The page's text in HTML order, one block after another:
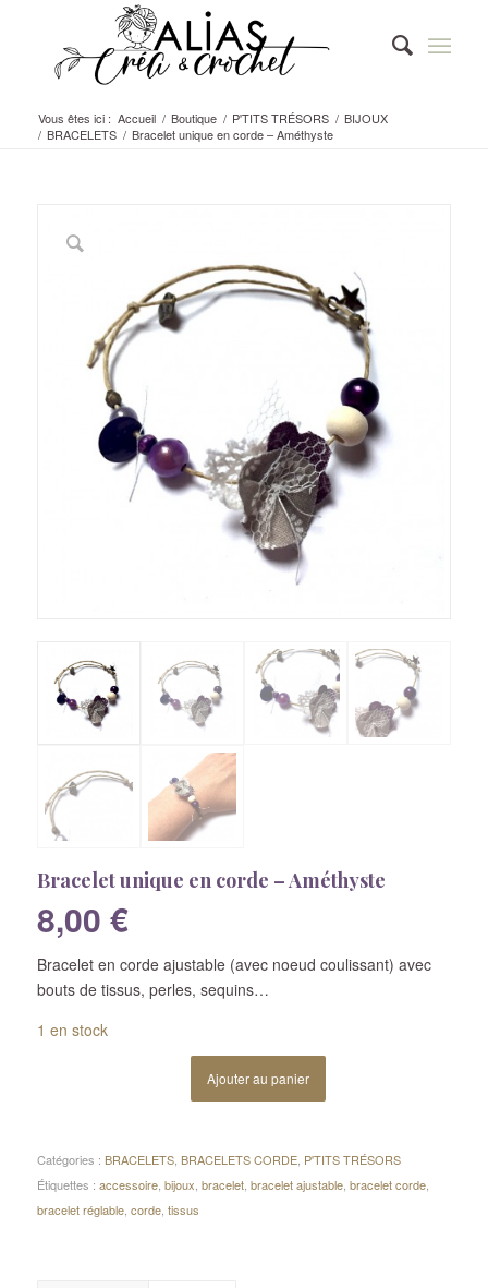
Vous êtes ici : Accueil / Boutique / P'TITS TRÉSORS / BIJOUX
/ BRACELETS / Bracelet unique en corde – Améthyste
Bracelet unique en corde – Améthyste
8,00 €
Bracelet en corde ajustable (avec noeud coulissant) avec
bouts de tissus, perles, sequins…
1 en stock
Ajouter au panier
Catégories : BRACELETS, BRACELETS CORDE, P'TITS TRÉSORS
Étiquettes : accessoire, bijoux bracelet, bracelet ajustable, bracelet corde,
bracelet réglable, corde, tissus